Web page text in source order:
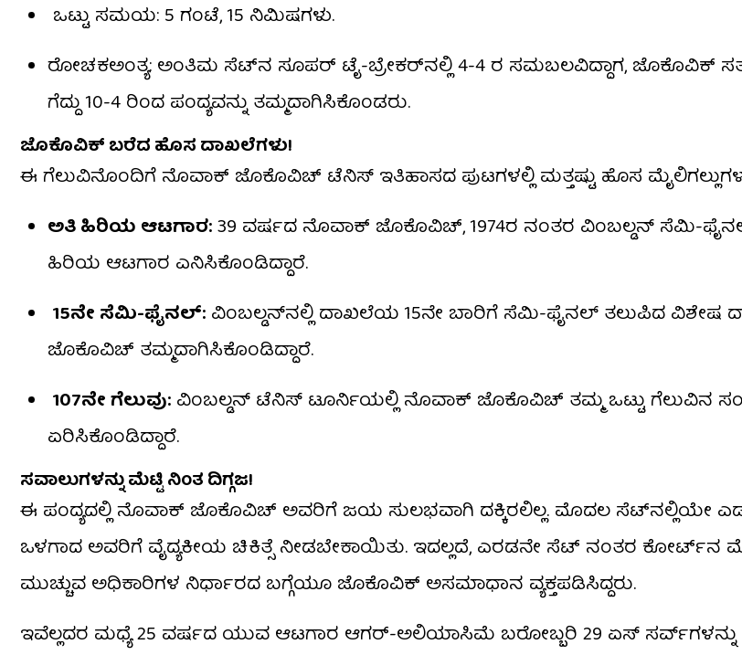
ಒಟ್ಟು ಸಮಯ: 5 ಗಂಟೆ, 15 ನಿಮಿಷಗಳು.
ರೋಚಕಅಂತ್ಯ: ಅಂತಿಮ ಸೆಟ್‌ನ ಸೂಪರ್ ಟೈ-ಬ್ರೇಕರ್‌ನಲ್ಲಿ 4-4 ರ ಸಮಬಲವಿದ್ದಾಗ, ಜೊಕೊವಿಕ್
ಗೆದ್ದು 10-4 ರಿಂದ ಪಂದ್ಯವನ್ನು ತಮ್ಮದಾಗಿಸಿಕೊಂಡರು.
ಜೊಕೊವಿಕ್ ಬರೆದ ಹೊಸ ದಾಖಲೆಗಳು!
ಈ ಗೆಲುವಿನೊಂದಿಗೆ ನೊವಾಕ್ ಜೊಕೊವಿಚ್ ಟೆನಿಸ್ ಇತಿಹಾಸದ ಪುಟಗಳಲ್ಲಿ ಮತ್ತಷ್ಟು ಹೊಸ
ಅತಿ ಹಿರಿಯ ಆಟಗಾರ:39 ವರ್ಷದ ನೊವಾಕ್ ಜೊಕೊವಿಚ್, 1974ರ ನಂತರ ವಿಂಬಲ್ಡನ್ ಸೆಮಿ-
ಹಿರಿಯ ಆಟಗಾರ ಎನಿಸಿಕೊಂಡಿದ್ದಾರೆ.
15ನೇ ಸೆಮಿ-ಫೈನಲ್: ವಿಂಬಲ್ಡನ್‌ನಲ್ಲಿ ದಾಖಲೆಯ 15ನೇ ಬಾರಿಗೆ ಸೆಮಿ-ಫೈನಲ್ ತಲುಪಿದ ವಿಶೇಷ
ಜೊಕೊವಿಚ್ ತಮ್ಮದಾಗಿಸಿಕೊಂಡಿದ್ದಾರೆ.
107ನೇ ಗೆಲುವು: ವಿಂಬಲ್ಡನ್ ಟೆನಿಸ್ ಟೂರ್ನಿಯಲ್ಲಿ ನೊವಾಕ್ ಜೊಕೊವಿಚ್ ತಮ್ಮ ಒಟ್ಟು ಗೆಲುವಿನ
ಏರಿಸಿಕೊಂಡಿದ್ದಾರೆ.
ಸವಾಲುಗಳನ್ನು ಮೆಟ್ಟಿ ನಿಂತ ದಿಗ್ಗಜ!
ಈ ಪಂದ್ಯದಲ್ಲಿ ನೊವಾಕ್ ಜೊಕೊವಿಚ್ ಅವರಿಗೆ ಜಯ ಸುಲಭವಾಗಿ ದಕ್ಕಿರಲಿಲ್ಲ. ಮೊದಲ ಸೆಟ್‌ನಲ್ಲಿಯೇ
ಒಳಗಾದ ಅವರಿಗೆ ವೈದ್ಯಕೀಯ ಚಿಕಿತ್ಸೆ ನೀಡಬೇಕಾಯಿತು. ಇದಲ್ಲದೆ, ಎರಡನೇ ಸೆಟ್ ನಂತರ ಕೋರ್ಟ್‌ನ
ಮುಚ್ಚುವ ಅಧಿಕಾರಿಗಳ ನಿರ್ಧಾರದ ಬಗ್ಗೆಯೂ ಜೊಕೊವಿಕ್ ಅಸಮಾಧಾನ ವ್ಯಕ್ತಪಡಿಸಿದ್ದರು.
ಇವೆಲ್ಲದರ ಮಧ್ಯೆ 25 ವರ್ಷದ ಯುವ ಆಟಗಾರ ಆಗರ್-ಅಲಿಯಾಸಿಮೆ ಬರೋಬ್ಬರಿ 29 ಏಸ್